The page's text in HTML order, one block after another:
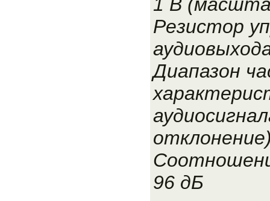
1 В
Резистор
Диапазон
96 дБ